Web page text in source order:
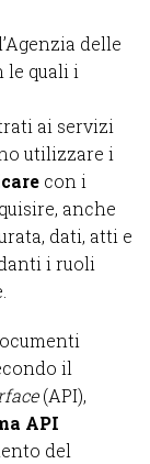
delle
le quali i
ai servizi
utilizzare i
con i
anche
dati, atti e
i ruoli
il
(API),
API
del